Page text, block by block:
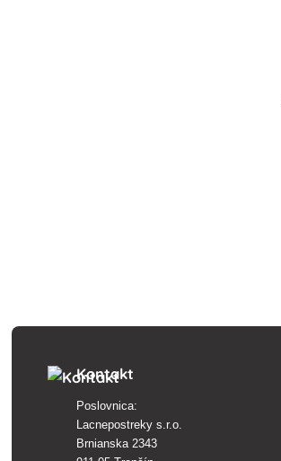
Kontakt
Poslovnica:
Lacnepostreky s.r.o.
Brnianska 2343